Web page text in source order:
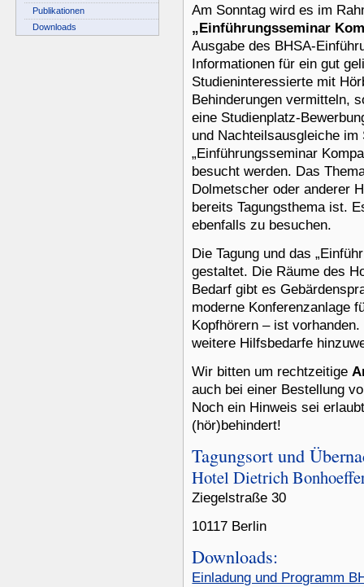
Am Sonntag wird es im
„Einführungsseminar
Ausgabe des BHSA-
Informationen für ein gut
Studieninteressierte mit
Behinderungen vermitteln,
eine Studienplatz-
und Nachteilsausgleiche
„Einführungsseminar
besucht werden. Das
Dolmetscher oder anderer
bereits Tagungsthema ist.
ebenfalls zu besuchen.
Die Tagung und das
gestaltet. Die Räume des
Bedarf gibt es
moderne Konferenzanlage
Kopfhörern – ist
weitere Hilfsbedarfe
Wir bitten um rechtzeitige
auch bei einer Bestellung
Noch ein Hinweis sei
(hör)behindert!
Tagungsort und
Hotel Dietrich
Ziegelstraße 30
10117 Berlin
Downloads:
Einladung und Programm
Publikationen
Downloads